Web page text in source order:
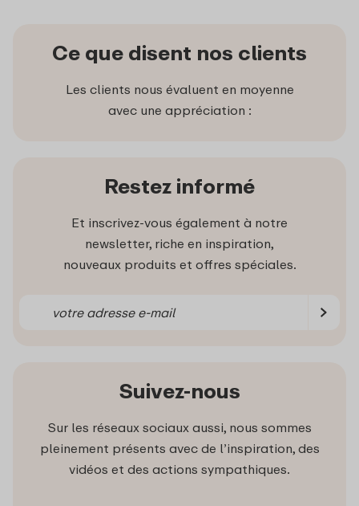
Ce que disent nos clients
Les clients nous évaluent en moyenne
avec une appréciation :
Restez informé
Et inscrivez-vous également à notre
newsletter, riche en inspiration,
nouveaux produits et offres spéciales.
Suivez-nous
Sur les réseaux sociaux aussi, nous sommes
pleinement présents avec de l’inspiration, des
vidéos et des actions sympathiques.